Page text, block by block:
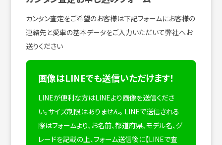
カンタン査定をご希望のお客様は下記フォームにお客様の
連絡先と愛車の基本データをご入力いただいて弊社へお
送りください
画像はLINEでも送信いただけます！
LINEが便利な方はLINEより画像を送信くださ
い。サイズ制限はありません。 LINEで送信される
際はフォームより、お名前、都道府県、モデル名、グ
レードを記載の上、フォーム送信後に【LINEで査